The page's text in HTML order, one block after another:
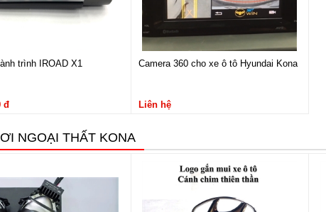
lại cảm giác hiện đại và trẻ trung. Ngoài ra, khu vực taplo còn sở hữu chiếc
trình IROAD X1
đ
Camera 360 cho xe ô tô Hyundai Kona
Liên hệ
NGOẠI THẤT KONA